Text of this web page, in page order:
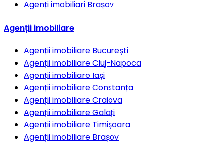
Agenți imobiliari Brașov
Agenții imobiliare
Agenții imobiliare București
Agenții imobiliareCluj-Napoca
Agenții imobiliare Iași
Agenții imobiliareConstanța
Agenții imobiliareCraiova
Agenții imobiliareGalați
Agenții imobiliare Timișoara
Agenții imobiliare Brașov